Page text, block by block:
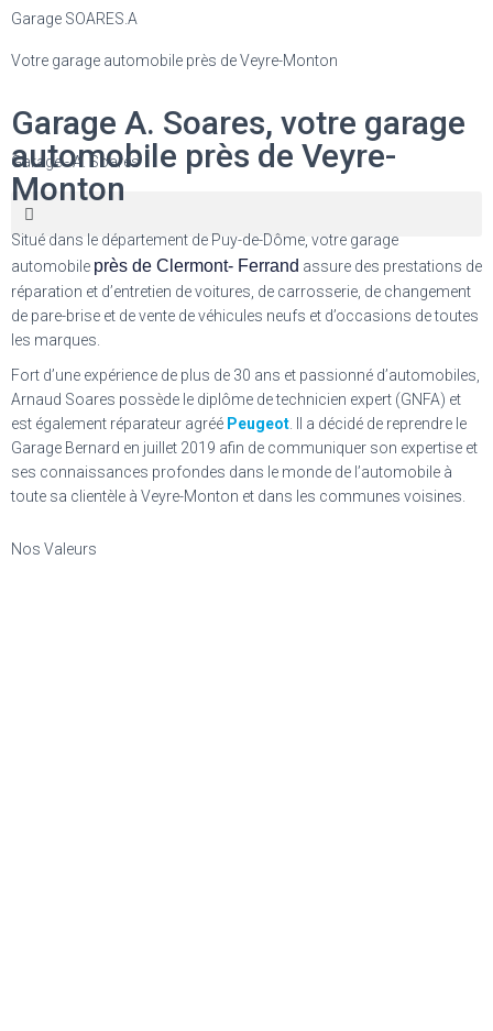
Garage - A. Soares
Garage SOARES.A
Votre garage automobile près de Veyre-Monton
Garage A. Soares, votre garage
automobile près de Veyre-
Monton
Situé dans le département de Puy-de-Dôme, votre garage
automobile près de Clermont- Ferrand assure des prestations de
réparation et d’entretien de voitures, de carrosserie, de changement
de pare-brise et de vente de véhicules neufs et d’occasions de toutes
les marques.
Fort d’une expérience de plus de 30 ans et passionné d’automobiles,
Arnaud Soares possède le diplôme de technicien expert (GNFA) et
est également réparateur agréé Peugeot . Il a décidé de reprendre le
Garage Bernard en juillet 2019 afin de communiquer son expertise et
ses connaissances profondes dans le monde de l’automobile à
toute sa clientèle à Veyre-Monton et dans les communes voisines.
Nos Valeurs